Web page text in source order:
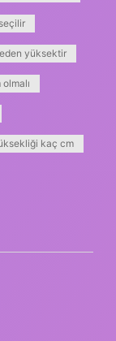
yüksektir
kaç cm